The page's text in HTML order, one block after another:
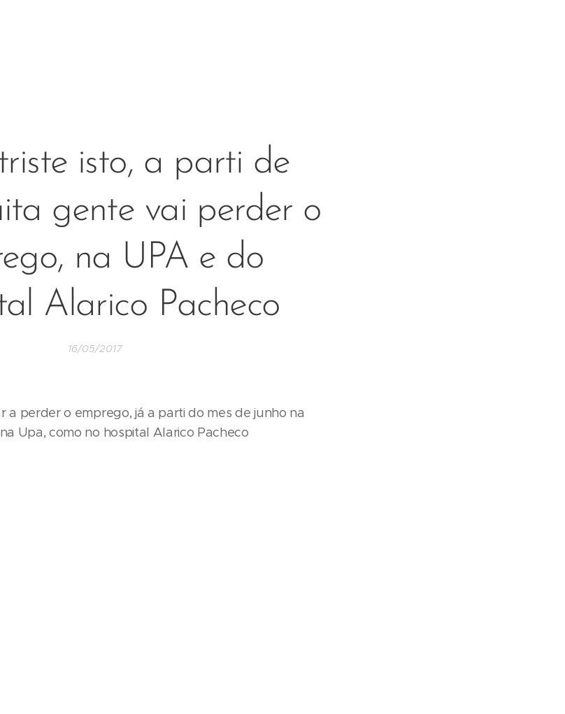
isto, a parti de
gente vai perder o
na UPA e do
Alarico Pacheco
16/05/2017
a perder o emprego, já a parti do mes de junho na
Upa, como no hospital Alarico Pacheco